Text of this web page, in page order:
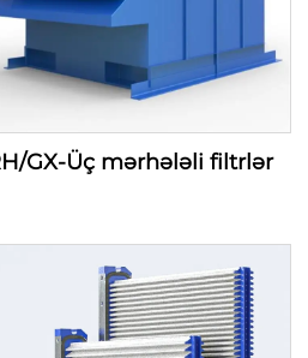
GX-Üç mərhələli filtrlər